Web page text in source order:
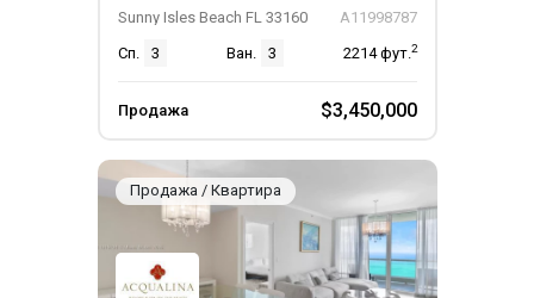
Sunny Isles Beach FL 33160
A11998787
Сп.
3 Ван. 3 2214фут.2
Продажа $3,450,000
Продажа / Квартира